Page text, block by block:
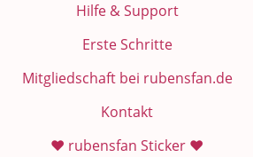
Hilfe & Support
Erste Schritte
Mitgliedschaft bei rubensfan.de
Kontakt
❤️ rubensfan Sticker ❤️